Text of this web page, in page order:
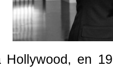
Hollywood, en